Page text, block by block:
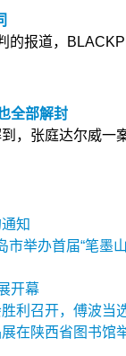
报道，
全部解封
张庭达尔威一
知
举办首届“笔墨
开幕
利召开，傅波当
在陕西省图书馆